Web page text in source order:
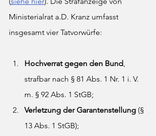
Ministerialrat a.D. Kranz umfasst
insgesamt vier Tatvorwürfe:
Hochverrat gegen den Bund,
strafbar nach § 81 Abs. 1 Nr. 1 i. V.
m. § 92 Abs. 1 StGB;
Verletzung der Garantenstellung (§
13 Abs. 1 StGB);